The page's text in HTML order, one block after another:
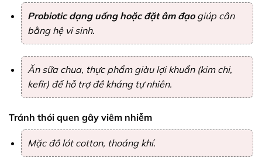
Probiotic dạng uống hoặc đặt âm đạogiúp cân
bằng hệ vi sinh.
Ăn sữa chua, thực phẩm giàu lợi khuẩn (kim chi,
kefir) để hỗ trợ đề kháng tự nhiên.
Tránh thói quen gây viêm nhiễm
Mặc đồ lót cotton, thoáng khí.